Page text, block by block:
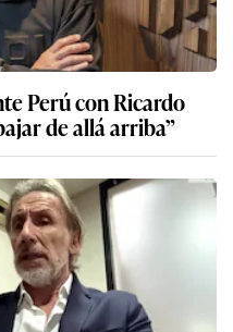
Perú con Ricardo
de allá arriba”